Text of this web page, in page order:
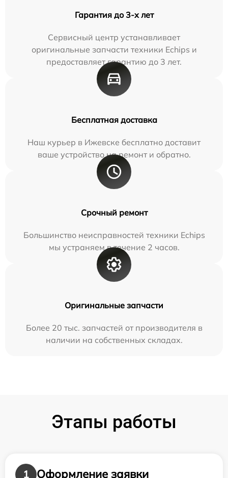
Гарантия до 3-х лет
Сервисный центр устанавливает
оригинальные запчасти техники Echips и
предоставляет гарантию до 3 лет.
Бесплатная доставка
Наш курьер в Ижевске бесплатно доставит
ваше устройство на ремонт и обратно.
Срочный ремонт
Большинство неисправностей техники Echips
мы устраняем в течение 2 часов.
Оригинальные запчасти
Более 20 тыс. запчастей от производителя в
наличии на собственных складах.
Этапы работы
1 Оформление заявки